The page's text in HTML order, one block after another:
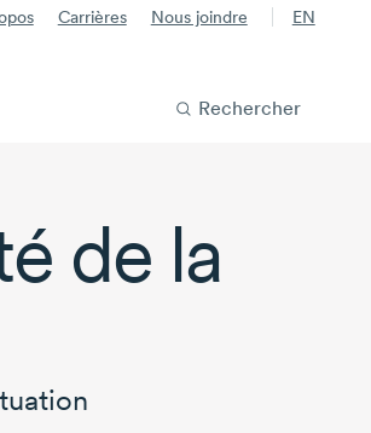
Carrières Nous joindre EN
Rechercher
de la